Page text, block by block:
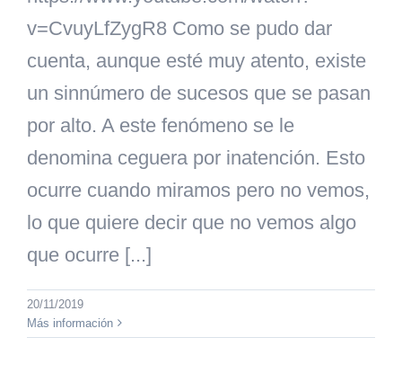
v=CvuyLfZygR8 Como se pudo dar
cuenta, aunque esté muy atento, existe
un sinnúmero de sucesos que se pasan
por alto. A este fenómeno se le
denomina ceguera por inatención. Esto
ocurre cuando miramos pero no vemos,
lo que quiere decir que no vemos algo
que ocurre [...]
20/11/2019
Más información